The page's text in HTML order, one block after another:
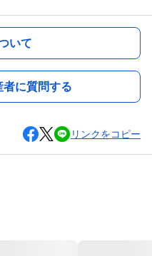
いて
に質問する
リンクをコピー